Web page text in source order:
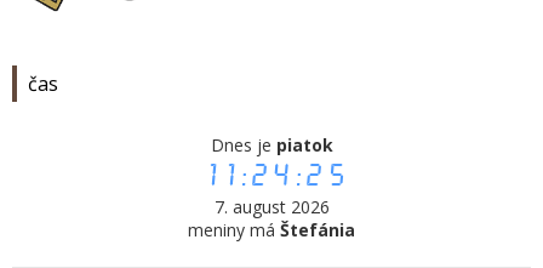
čas
Dnes je piatok
11:24:25
7. august 2026
meniny má Štefánia